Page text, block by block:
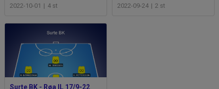
2022-10-01 | 4 st 2022-09-24 | 2 st
Surte BK - Røa IL 17/9-22